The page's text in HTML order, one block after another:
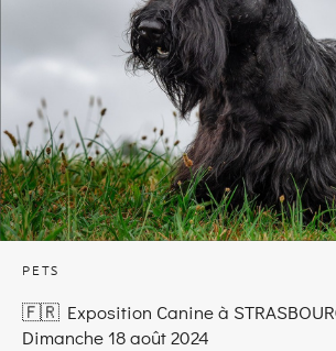
PETS
🇫🇷 Exposition Canine à
Dimanche 18 août 2024